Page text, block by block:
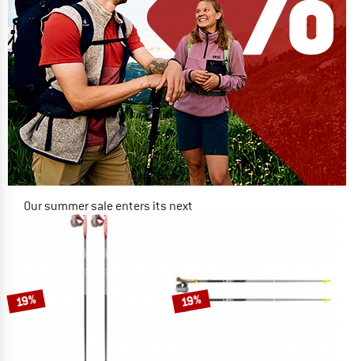
Our summer sale enters its next
NOW UP TO 50% OFF
TO THE SALE
19% 19%